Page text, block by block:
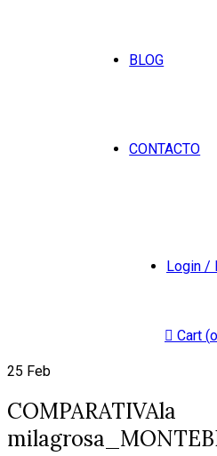
BLOG
CONTACTO
Login /
Cart (o
25 Feb
COMPARATIVAla